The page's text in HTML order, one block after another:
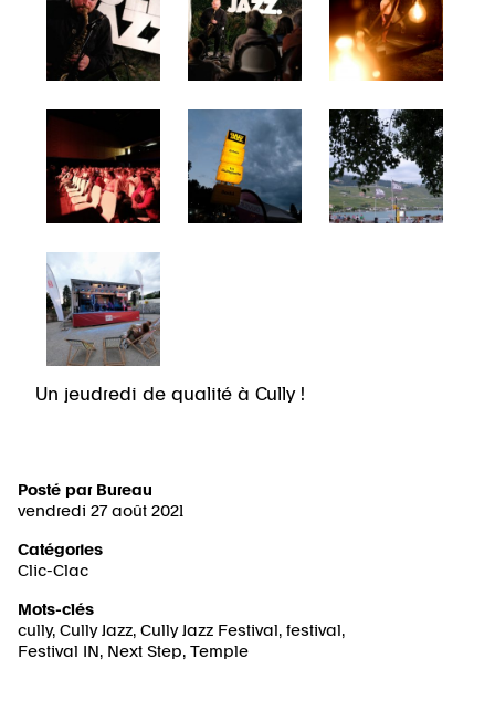
Un jeudredi de qualité à Cully !
Posté par Bureau
vendredi 27 août 2021
Catégories
Clic-Clac
Mots-clés
cully, Cully Jazz, Cully Jazz Festival , festival ,
Festival IN , Next Step, Temple